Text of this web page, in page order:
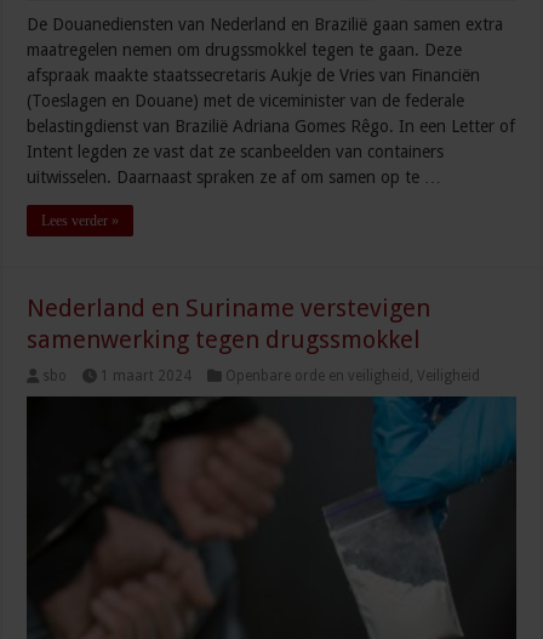
De Douanediensten van Nederland en Brazilië gaan samen extra
maatregelen nemen om drugssmokkel tegen te gaan. Deze
afspraak maakte staatssecretaris Aukje de Vries van Financiën
(Toeslagen en Douane) met de viceminister van de federale
belastingdienst van Brazilië Adriana Gomes Rêgo. In een Letter of
Intent legden ze vast dat ze scanbeelden van containers
uitwisselen. Daarnaast spraken ze af om samen op te …
Lees verder »
Nederland en Suriname verstevigen
samenwerking tegen drugssmokkel
sbo 1 maart 2024 Openbare orde en veiligheid ,Veiligheid